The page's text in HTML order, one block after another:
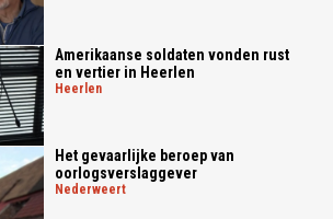
Amerikaanse soldaten vonden rust
en vertier in Heerlen
heerlen
Het gevaarlijke beroep van
oorlogsverslaggever
nederweert